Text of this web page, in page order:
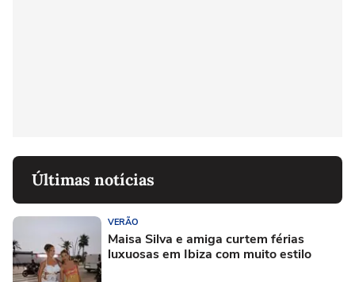
Últimas notícias
VERÃO
Maisa Silva e amiga curtem férias
luxuosas em Ibiza com muito estilo